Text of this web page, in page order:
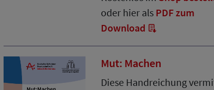
oder hier als PDF zum
Download
Mut: Machen
Diese Handreichung